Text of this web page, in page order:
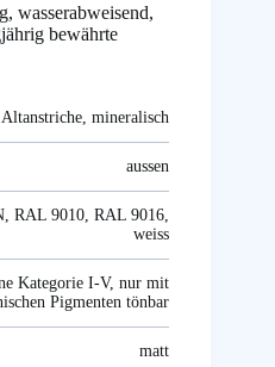
wasserabweisend,
bewährte
Altanstriche, mineralisch
aussen
RAL 9010, RAL 9016,
weiss
Kategorie I-V, nur mit
Pigmenten tönbar
matt